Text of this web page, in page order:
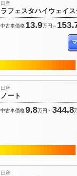
ラフェスタハイウェイ
日産
中古車価格13.9万円～
ノート
日産
中古車価格9.8万円～344.8
日産